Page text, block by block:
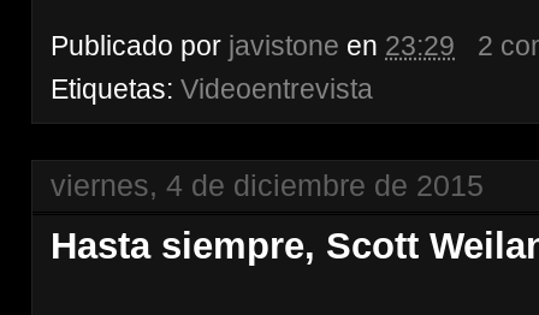
Publicado por javistone en 23:29
2
Etiquetas: Videoentrevista
viernes, 4 de diciembre de 2015
Hasta siempre, Scott